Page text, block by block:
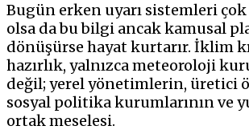
Bugün erken uyarı sistemleri
olsa da bu bilgi ancak kamusal
dönüşürse hayat kurtarır. İklim
hazırlık, yalnızca meteoroloji
değil; yerel yönetimlerin, üretici
sosyal politika kurumlarının ve
ortak meselesi.